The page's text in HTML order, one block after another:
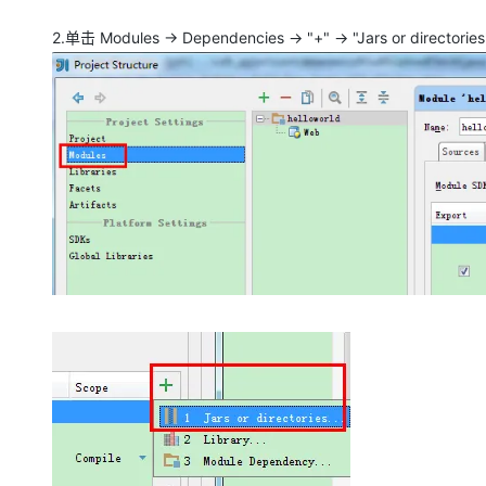
2.单击 Modules -> Dependencies -> "+" -> "Jars or